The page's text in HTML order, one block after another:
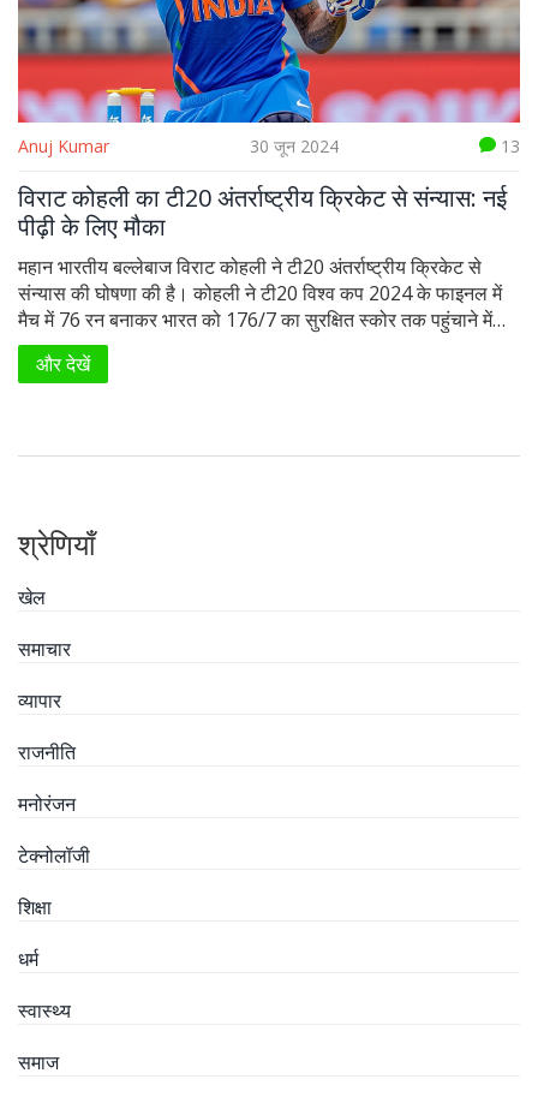
Anuj Kumar 30 जून 2024 13
विराट कोहली का टी20 अंतर्राष्ट्रीय क्रिकेट से संन्यास: नई
पीढ़ी के लिए मौका
महान भारतीय बल्लेबाज विराट कोहली ने टी20 अंतर्राष्ट्रीय क्रिकेट से
संन्यास की घोषणा की है। कोहली ने टी20 विश्व कप 2024 के फाइनल में
मैच में 76 रन बनाकर भारत को 176/7 का सुरक्षित स्कोर तक पहुंचाने में
मदद की। उन्होंने अपने संन्यास की घोषणा करते हुए कहा कि यह समय नई
पीढ़ी को आगे बढ़ने देने का है और भारतीय कप्तान रोहित शर्मा की प्रशंसा
और देखें
श्रेणियाँ
खेल
समाचार
व्यापार
राजनीति
मनोरंजन
टेक्नोलॉजी
शिक्षा
धर्म
स्वास्थ्य
समाज